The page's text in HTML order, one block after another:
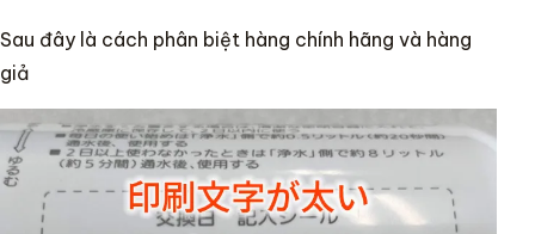
Sau đây là cách phân biệt hàng chính hãng và hàng
giả